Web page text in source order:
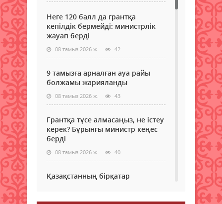
Неге 120 балл да грантқа
кепілдік бермейді: министрлік
жауап берді
08 тамыз 2026 ж. 42
9 тамызға арналған ауа райы
болжамы жарияланды
08 тамыз 2026 ж. 43
Грантқа түсе алмасаңыз, не істеу
керек? Бұрынғы министр кеңес
берді
08 тамыз 2026 ж. 40
Қазақстанның бірқатар